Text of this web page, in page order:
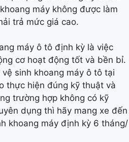
máy không được làm
trả mức giá cao.
máy ô tô định kỳ là việc
cơ hoạt động tốt và bền bỉ.
sinh khoang máy ô tô tại
thực hiện đúng kỹ thuật và
trường hợp không có kỹ
dụng thì hãy mang xe đến
khoang máy định kỳ 6 tháng/